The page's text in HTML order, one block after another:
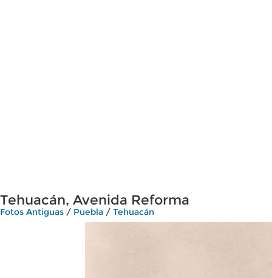
Tehuacán, Avenida Reforma
Fotos Antiguas / Puebla / Tehuacán